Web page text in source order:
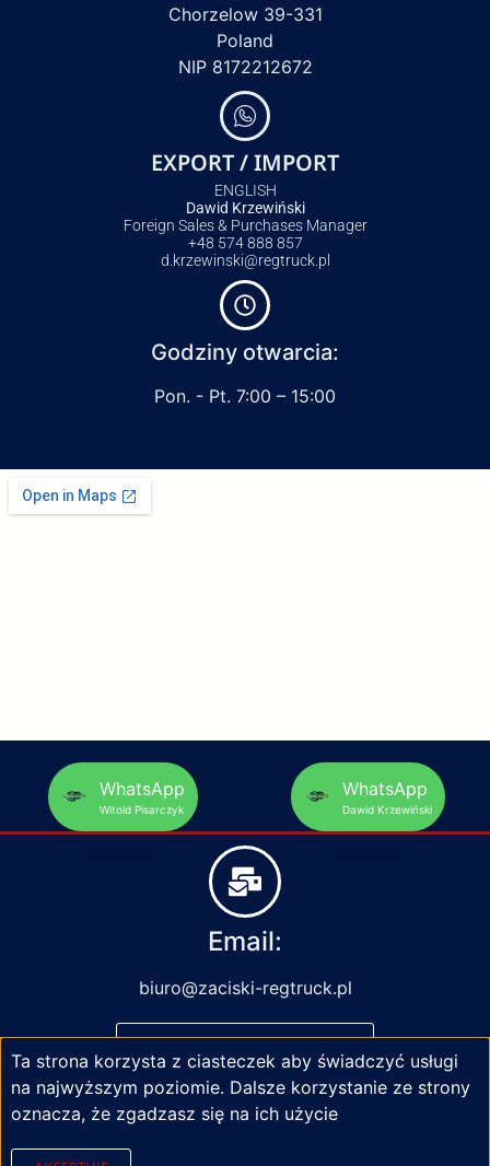
Chorzelow 39-331
Poland
NIP 8172212672
EXPORT / IMPORT
ENGLISH
Dawid Krzewiński
Foreign Sales & Purchases Manager
+48 574 888 857
d.krzewinski@regtruck.pl
Godziny otwarcia:
Pon. - Pt. 7:00 – 15:00
WhatsApp
Witold Pisarczyk
WhatsApp
Dawid Krzewiński
Email:
biuro@zaciski-regtruck.pl
NAPISZ DO NAS
Ta strona korzysta z ciasteczek aby świadczyć usługi
na najwyższym poziomie. Dalsze korzystanie ze strony
oznacza, że zgadzasz się na ich użycie